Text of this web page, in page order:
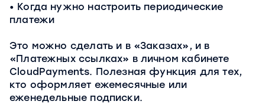
Когда нужно настроить периодические
платежи
Это можно сделать и в «Заказах», и в
«Платежных ссылках» в личном кабинете
CloudPayments. Полезная функция для тех,
кто оформляет ежемесячные или
еженедельные подписки.